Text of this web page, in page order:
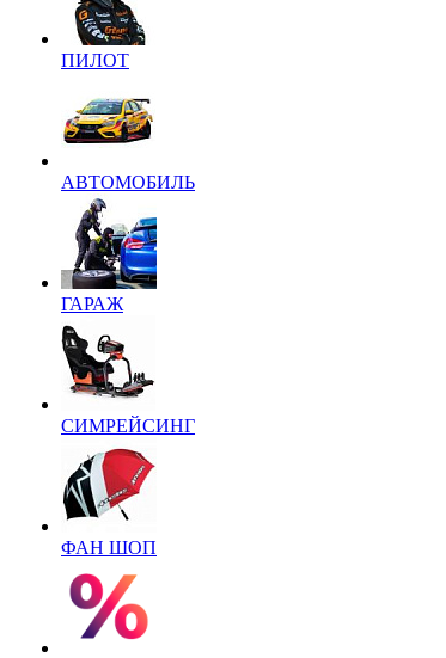
ПИЛОТ
АВТОМОБИЛЬ
ГАРАЖ
СИМРЕЙСИНГ
ФАН ШОП